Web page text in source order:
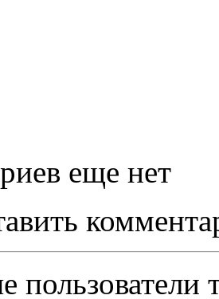
еще нет
пользователи